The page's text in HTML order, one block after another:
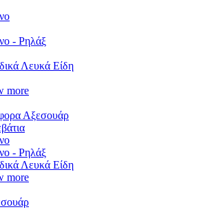
- Ρηλάξ
Λευκά Είδη
more
Αξεσουάρ
- Ρηλάξ
Λευκά Είδη
more